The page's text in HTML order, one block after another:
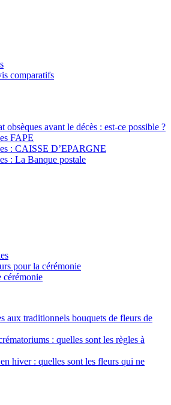
comparatifs
obsèques avant le décès : est-ce possible ?
FAPE
: CAISSE D’EPARGNE
: La Banque postale
pour la cérémonie
cérémonie
aux traditionnels bouquets de fleurs de
: quelles sont les règles à
hiver : quelles sont les fleurs qui ne